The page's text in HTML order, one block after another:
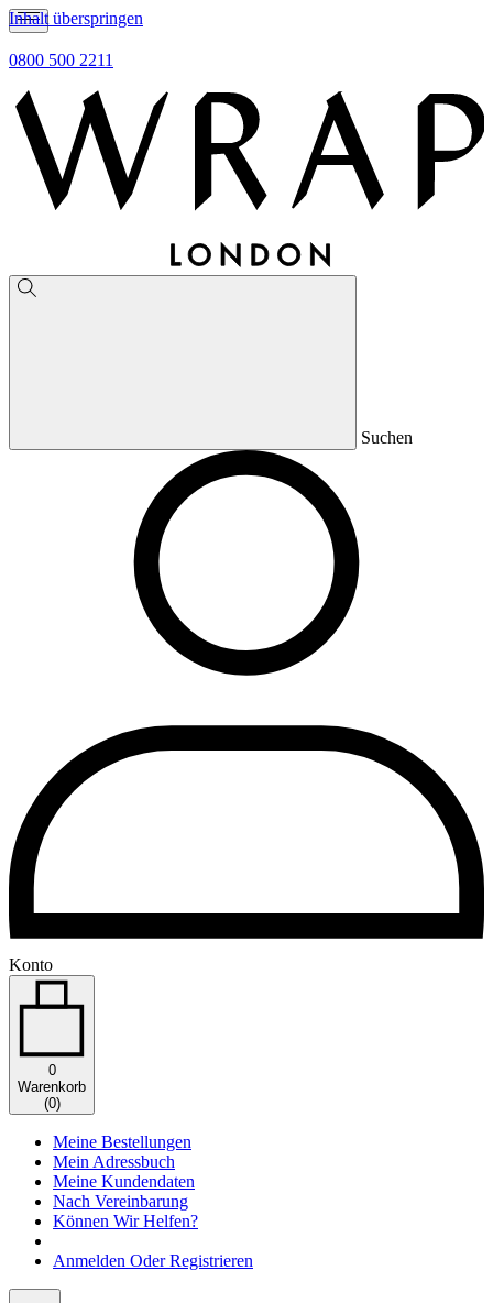
Inhalt überspringen
0800 500 2211
Suchen
Konto
0
Warenkorb
(0)
Meine Bestellungen
Mein Adressbuch
Meine Kundendaten
Nach Vereinbarung
Können Wir Helfen?
Anmelden Oder Registrieren